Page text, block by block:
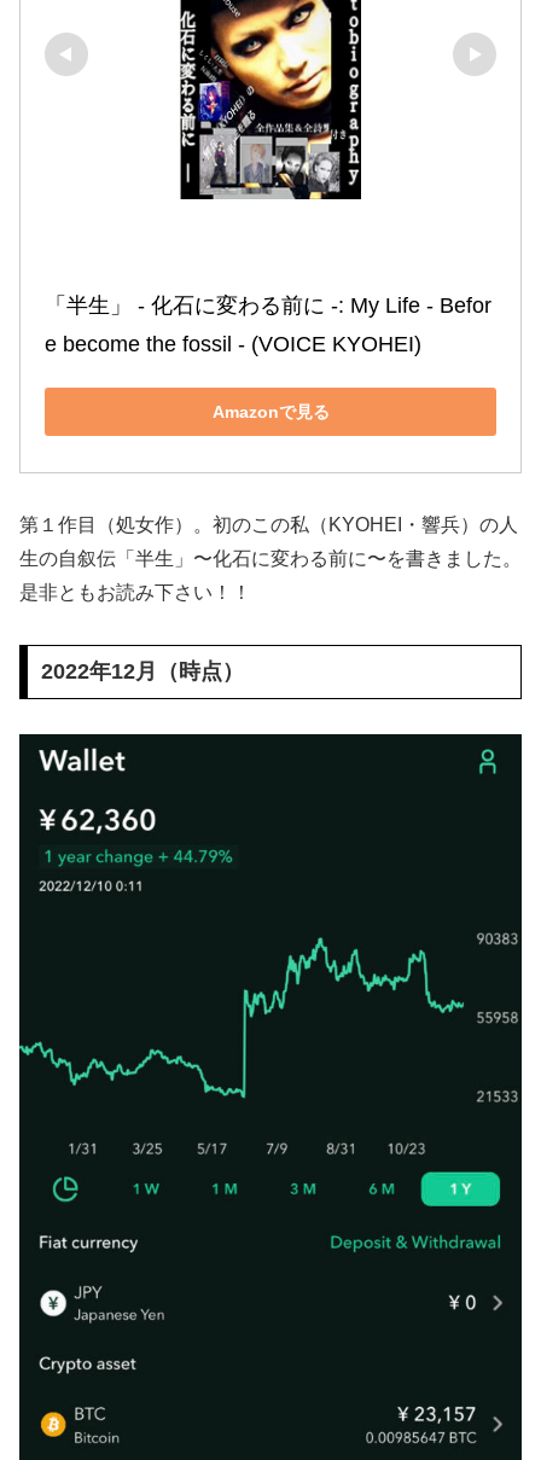
「半生」 ‐ 化石に変わる前に ‐: My Life ‐ Befor
e become the fossil ‐ (VOICE KYOHEI)
Amazonで見る
第１作目（処女作）。初のこの私（KYOHEI・響兵）の人
生の自叙伝「半生」〜化石に変わる前に〜を書きました。
是非ともお読み下さい！！
2022年12月（時点）